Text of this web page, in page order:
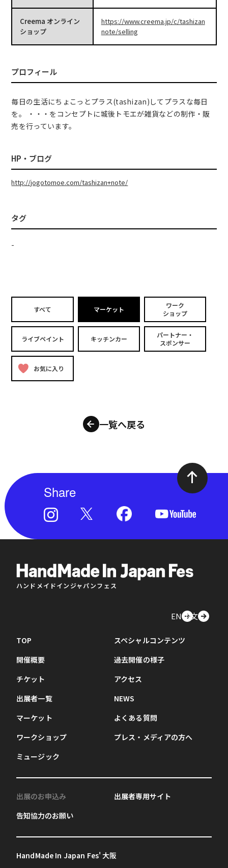
Creema オンライン
ショップ
https://www.creema.jp/c/tashizan
note/selling
プロフィール
毎日の生活にちょこっとプラス(tashizan)してプラスな毎日
を。 ・・・をコンセプトに城後トモエが雑貨などの制作・販
売を行っています。
HP・ブログ
http://jogotomoe.com/tashizan+note/
タグ
-
すべて マーケット
ワーク
ショップ
ライブペイント キッチンカー
パートナー・
スポンサー
お気に入り
一覧へ戻る
Share
ハンドメイドインジャパンフェス
EN中文
TOP
開催概要
チケット
出展者一覧
マーケット
ワークショップ
ミュージック
スペシャルコンテンツ
過去開催の様子
アクセス
NEWS
よくある質問
プレス・メディアの方へ
出展のお申込み
告知協力のお願い
出展者専用サイト
HandMade In Japan Fes' 大阪